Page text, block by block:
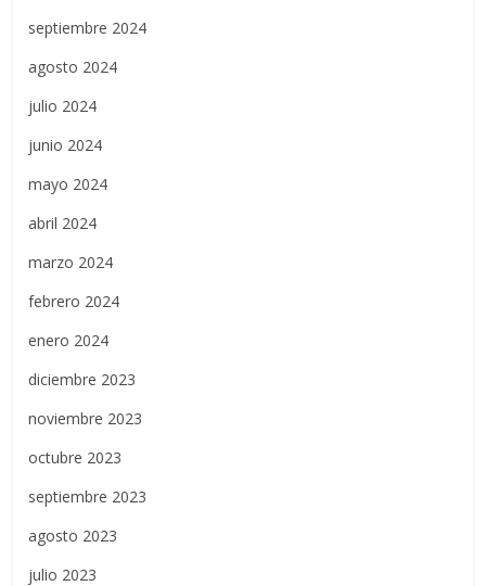
septiembre 2024
agosto 2024
julio 2024
junio 2024
mayo 2024
abril 2024
marzo 2024
febrero 2024
enero 2024
diciembre 2023
noviembre 2023
octubre 2023
septiembre 2023
agosto 2023
julio 2023